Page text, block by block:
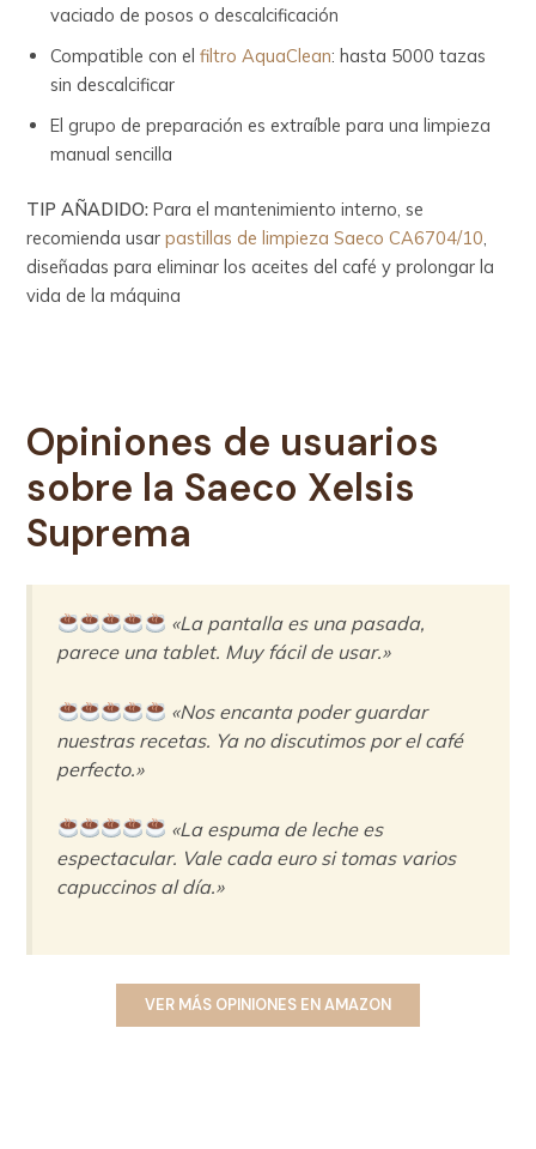
vaciado de posos o descalcificación
Compatible con elfiltro AquaClean: hasta 5000 tazas
sin descalcificar
El grupo de preparación es extraíble para una limpieza
manual sencilla
TIP AÑADIDO: Para el mantenimiento interno, se
recomienda usarpastillas de limpieza Saeco CA6704/10,
diseñadas para eliminar los aceites del café y prolongar la
vida de la máquina
Opiniones de usuarios
sobre la Saeco Xelsis
Suprema
«La pantalla es una pasada,
parece una tablet. Muy fácil de usar.»
«Nos encanta poder guardar
nuestras recetas. Ya no discutimos por el café
perfecto.»
«La espuma de leche es
espectacular. Vale cada euro si tomas varios
capuccinos al día.»
VER MÁS OPINIONES EN AMAZON